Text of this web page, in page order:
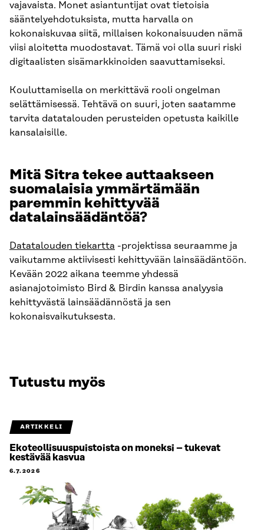
vajavaista. Monet asiantuntijat ovat tietoisia
sääntelyehdotuksista, mutta harvalla on
kokonaiskuvaa siitä, millaisen kokonaisuuden nämä
viisi aloitetta muodostavat. Tämä voi olla suuri riski
digitaalisten sisämarkkinoiden saavuttamiseksi.
Kouluttamisella on merkittävä rooli ongelman
selättämisessä. Tehtävä on suuri, joten saatamme
tarvita datatalouden perusteiden opetusta kaikille
kansalaisille.
Mitä Sitra tekee auttaakseen
suomalaisia ymmärtämään
paremmin kehittyvää
datalainsäädäntöä?
Datatalouden tiekartta -projektissa seuraamme ja
vaikutamme aktiivisesti kehittyvään lainsäädäntöön.
Kevään 2022 aikana teemme yhdessä
asianajotoimisto Bird & Birdin kanssa analyysia
kehittyvästä lainsäädännöstä ja sen
kokonaisvaikutuksesta.
Tutustu myös
ARTIKKELI
Ekoteollisuuspuistoista on moneksi – tukevat
kestävää kasvua
6.7.2026